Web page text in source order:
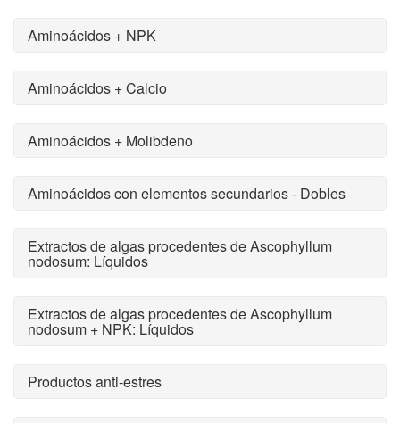
Aminoácidos + NPK
Aminoácidos + Calcio
Aminoácidos + Molibdeno
Aminoácidos con elementos secundarios - Dobles
Extractos de algas procedentes de Ascophyllum
nodosum: Líquidos
Extractos de algas procedentes de Ascophyllum
nodosum + NPK: Líquidos
Productos anti-estres